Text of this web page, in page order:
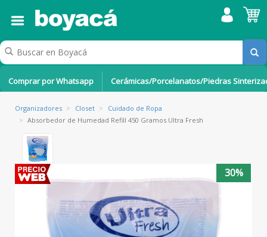
Comprar por Whatsapp Cerámicas/Porcelanatos/Piedras
Organizadores > Closet >
Cuidado de Ropa
> Absorbedor de Humedad Refill 450 Gramos Ultra Fresh
30%